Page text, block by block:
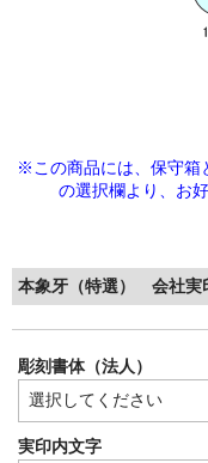
※この商品には、保守箱
の選択欄より、 お
本象牙（特選） 会社実
彫刻書体（法人）
実印内文字